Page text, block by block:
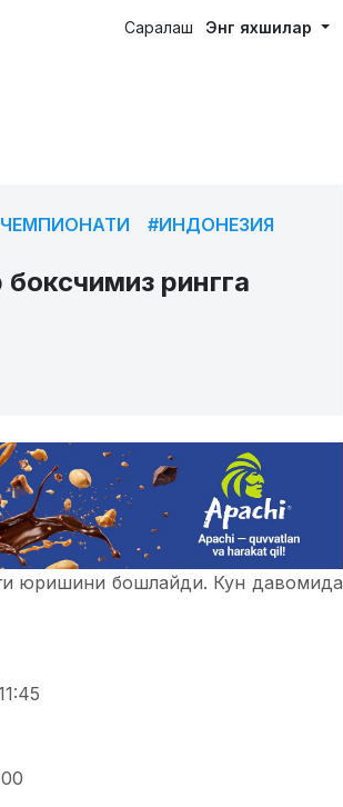
Саралаш Энг яхшилар
#ИНДОНЕЗИЯ
рингга
юришини бошлайди. Кун давомида